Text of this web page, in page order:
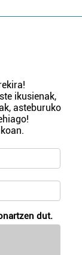
ikusienak,
asteburuko
dut.